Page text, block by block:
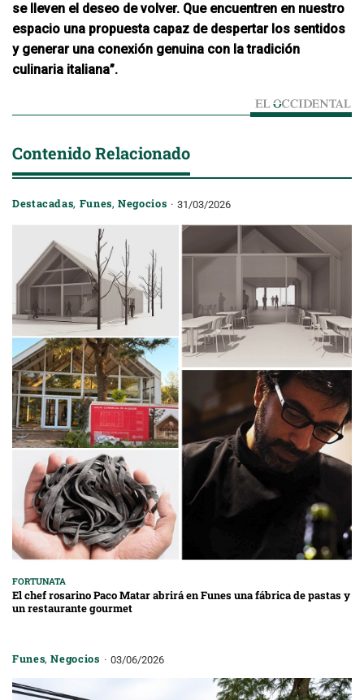
se lleven el deseo de volver. Que encuentren en nuestro
espacio una propuesta capaz de despertar los sentidos
y generar una conexión genuina con la tradición
culinaria italiana”.
Contenido Relacionado
Destacadas, Funes,Negocios 31/03/2026
FORTUNATA
El chef rosarino Paco Matar abrirá en Funes una fábrica de pastas y
un restaurante gourmet
Funes,Negocios 03/06/2026